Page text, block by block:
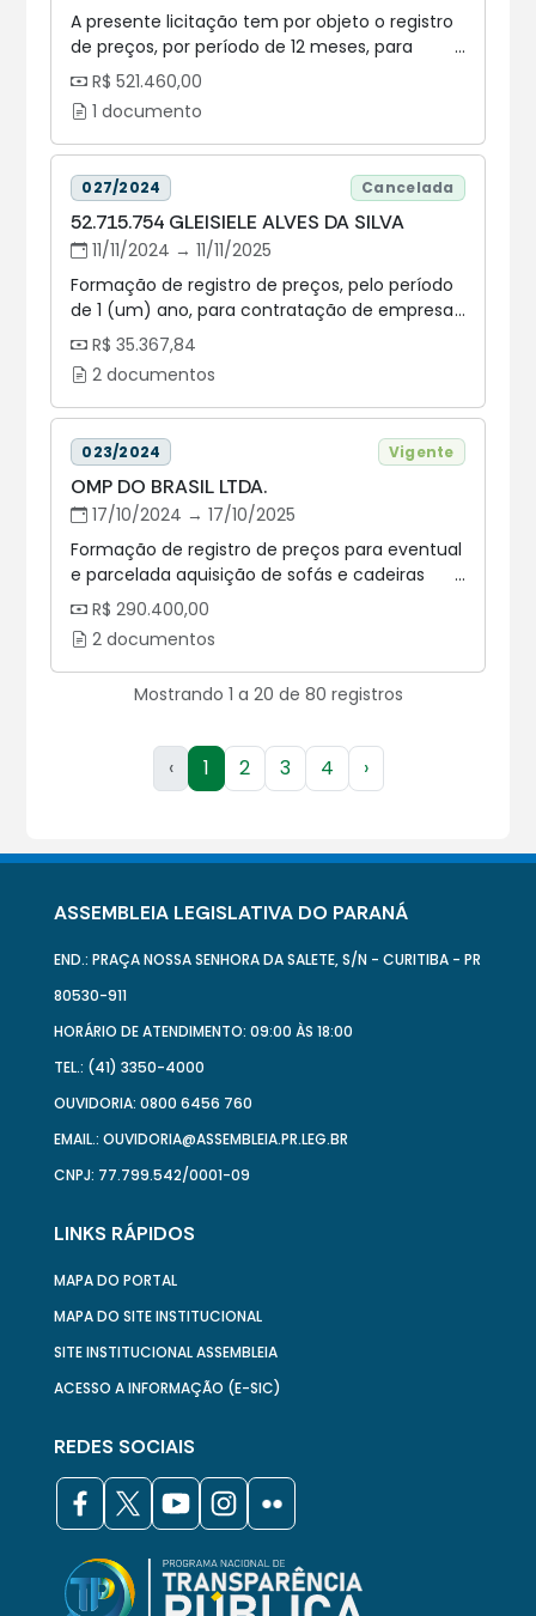
A presente licitação tem por objeto o registro
de preços, por período de 12 meses, para
eventual contratação de empresa
especializada no fornecimento de bobinas de
papel higiênico e de papel toalha, de refis de
sabonete espuma, de gel antisséptico para
mãos e de higienizador de assentos sanitários,
bem como para o fornecimento (em regime
de comodato), instalação e manutenção de
equipamentos para armazenamento e
disponibilização dos produtos, fornecimento
de frascos e galões de álcool gel e lixeiras.
R$ 521.460,00
1 documento
027/2024 Cancelada
52.715.754 GLEISIELE ALVES DA SILVA
11/11/2024 → 11/11/2025
Formação de registro de preços, pelo período
de 1 (um) ano, para contratação de empresa
especializada no fornecimento de água de
coco e sucos, conforme especificações,
condições constantes nos termos da tabela
abaixo e exigências estabelecidas neste Aviso
de Contratação Direta e seus anexos.
R$ 35.367,84
2 documentos
023/2024 Vigente
OMP DO BRASIL LTDA.
17/10/2024 → 17/10/2025
Formação de registro de preços para eventual
e parcelada aquisição de sofás e cadeiras
para atender as necessidades da Assembleia
Legislativa do Estado do Paraná. LOTE 2 -
cadeiras Operacionais
R$ 290.400,00
2 documentos
Mostrando 1 a 20 de 80 registros
‹ 1 2 3 4 ›
ASSEMBLEIA LEGISLATIVA DO PARANÁ
END.: PRAÇA NOSSA SENHORA DA SALETE, S/N - CURITIBA - PR
80530-911
HORÁRIO DE ATENDIMENTO: 09:00 ÀS 18:00
TEL.: (41) 3350-4000
OUVIDORIA: 0800 6456 760
EMAIL.: OUVIDORIA@ASSEMBLEIA.PR.LEG.BR
CNPJ: 77.799.542/0001-09
LINKS RÁPIDOS
MAPA DO PORTAL
MAPA DO SITE INSTITUCIONAL
SITE INSTITUCIONAL ASSEMBLEIA
ACESSO A INFORMAÇÃO (E-SIC)
REDES SOCIAIS